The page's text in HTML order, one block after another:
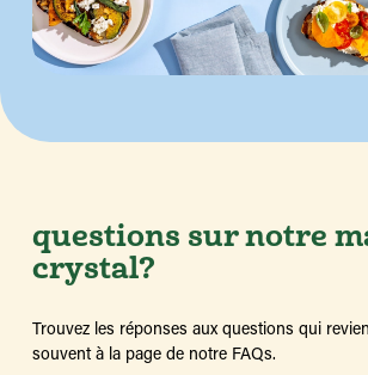
questions sur notre
crystal?
Trouvez les réponses aux questions qui
souvent à la page de notre FAQs.